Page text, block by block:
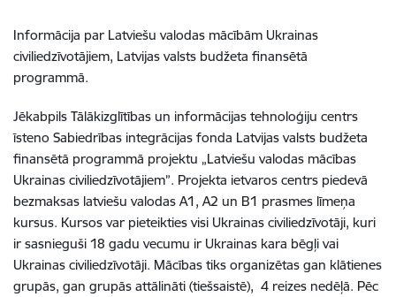
Informācija par Latviešu valodas mācībām Ukrainas
civiliedzīvotājiem, Latvijas valsts budžeta finansētā
programmā.
Jēkabpils Tālākizglītības un informācijas tehnoloģiju centrs
īsteno Sabiedrības integrācijas fonda Latvijas valsts budžeta
finansētā programmā projektu „Latviešu valodas mācības
Ukrainas civiliedzīvotājiem”. Projekta ietvaros centrs piedevā
bezmaksas latviešu valodas A1, A2 un B1 prasmes līmeņa
kursus. Kursos var pieteikties visi Ukrainas civiliedzīvotāji, kuri
ir sasnieguši 18 gadu vecumu ir Ukrainas kara bēgļi vai
Ukrainas civiliedzīvotāji. Mācības tiks organizētas gan klātienes
grupās, gan grupās attālināti (tiešsaistē), 4 reizes nedēļā. Pēc